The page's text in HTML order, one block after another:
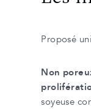
Proposé
Non
soyeuse